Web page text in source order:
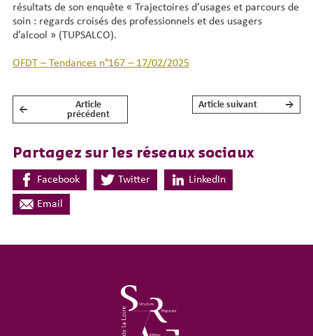
résultats de son enquête « Trajectoires d’usages et parcours de
soin : regards croisés des professionnels et des usagers
d’alcool » (TUPSALCO).
OFDT – Tendances n°167 – 17/02/2025
NAVIGATION DE L’ARTICLE
←
Article
précédent
Article suivant →
Partagez sur les réseaux sociaux
Facebook Twitter LinkedIn
Email